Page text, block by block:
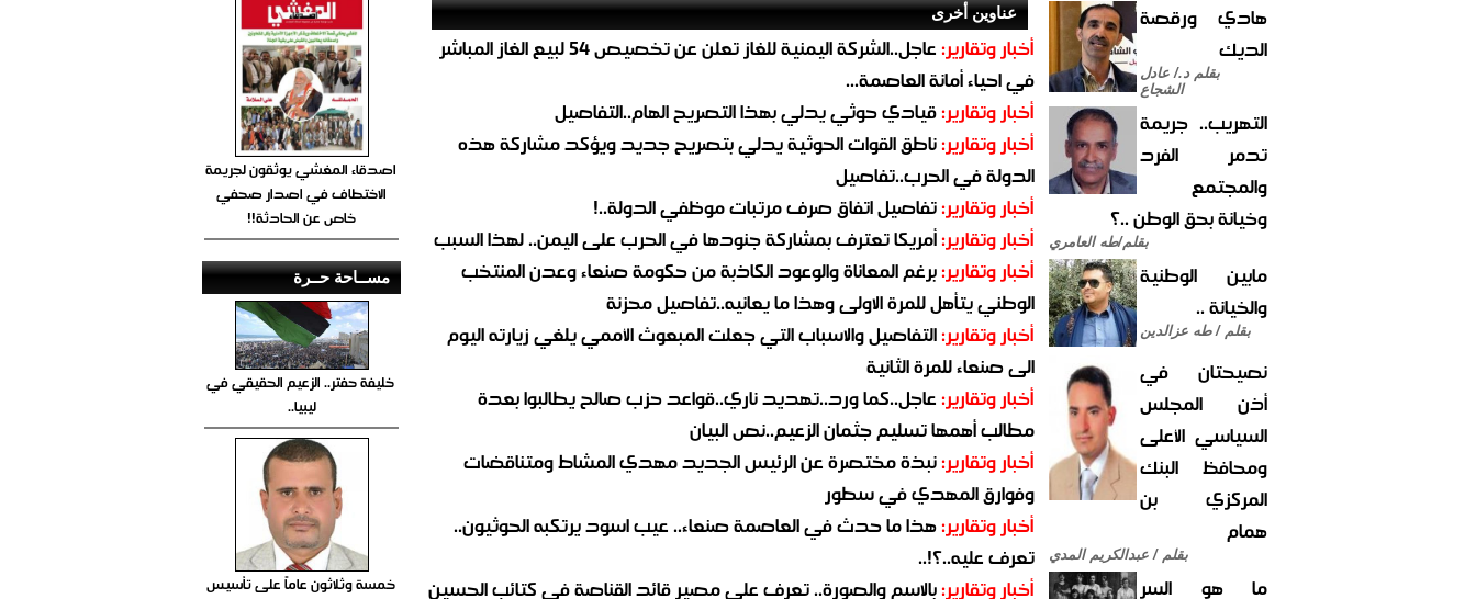
هادي ورقصة
الديك
بقلم د./ عادل
الشجاع
التهريب.. جريمة
تدمر الفرد
والمجتمع
وخيانة بحق الوطن ..؟
بقلم/طه العامري
مابين الوطنية
والخيانة ..
بقلم / طه عزالدين
نصيحتان في
أذن المجلس
السياسي الأعلى
ومحافظ البنك
المركزي بن
همام
بقلم / عبدالكريم المدي
ما هو السر
عناوين أخرى
أخبار وتقارير:
عاجل..الشركة اليمنية للغاز تعلن عن تخصيص 54 لبيع الغاز المباشر
في احياء أمانة العاصمة...
أخبار وتقارير:قيادي حوثي يدلي بهذا التصريح الهام..التفاصيل
أخبار وتقارير:ناطق القوات الحوثية يدلي بتصريح جديد ويؤكد مشاركة هذه
الدولة في الحرب..تفاصيل
أخبار وتقارير:تفاصيل اتفاق صرف مرتبات موظفي الدولة..!
أخبار وتقارير:أمريكا تعترف بمشاركة جنودها في الحرب على اليمن.. لهذا السبب
أخبار وتقارير:برغم المعاناة والوعود الكاذبة من حكومة صنعاء وعدن المنتخب
الوطني يتأهل للمرة الاولى وهذا ما يعانيه..تفاصيل محزنة
أخبار وتقارير:التفاصيل والاسباب التي جعلت المبعوث الأممي يلغي زيارته اليوم
الى صنعاء للمرة الثانية
أخبار وتقارير:عاجل..كما ورد..تهديد ناري..قواعد حزب صالح يطالبوا بعدة
مطالب أهمها تسليم جثمان الزعيم..نص البيان
أخبار وتقارير:نبذة مختصرة عن الرئيس الجديد مهدي المشاط ومتناقضات
وفوارق المهدي في سطور
أخبار وتقارير:هذا ما حدث في العاصمة صنعاء.. عيب اسود يرتكبه الحوثيون..
تعرف عليه..؟!..
أخبار وتقارير:بالاسم والصورة.. تعرف على مصير قائد القناصة في كتائب الحسين
اصدقاء المغشي يوثقون لجريمة
الاختطاف في اصدار صحفي
خاص عن الحادثة!!
مســاحة حــرة
خليفة حفتر.. الزعيم الحقيقي في
ليبيا..
خمسة وثلاثون عاماً على تأسيس